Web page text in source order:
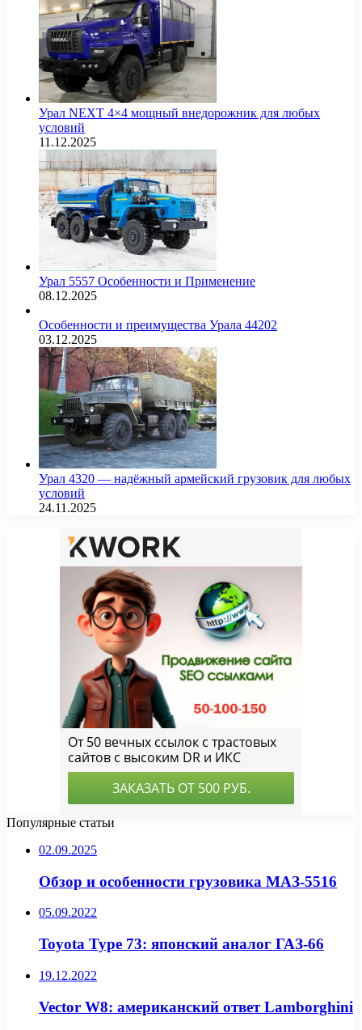
Урал NEXT 4×4 мощный внедорожник для любых
условий
11.12.2025
Урал 5557 Особенности и Применение
08.12.2025
Особенности и преимущества Урала 44202
03.12.2025
Урал 4320 — надёжный армейский грузовик для любых
условий
24.11.2025
Популярные статьи
02.09.2025
Обзор и особенности грузовика МАЗ-5516
05.09.2022
Toyota Type 73: японский аналог ГАЗ-66
19.12.2022
Vector W8: американский ответ Lamborghini